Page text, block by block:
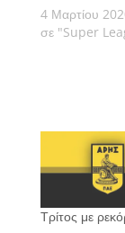
4 Μαρτίου
σε "Super
Τρίτος με